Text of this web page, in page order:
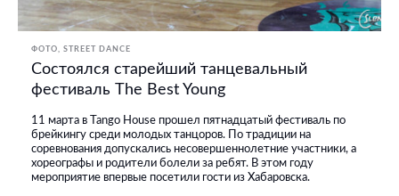
ФОТО STREET DANCE
Состоялся старейший танцевальный
фестиваль The Best Young
11 марта в Tango House прошел пятнадцатый фестиваль по
брейкингу среди молодых танцоров. По традиции на
соревнования допускались несовершеннолетние участники, а
хореографы и родители болели за ребят. В этом году
мероприятие впервые посетили гости из Хабаровска.